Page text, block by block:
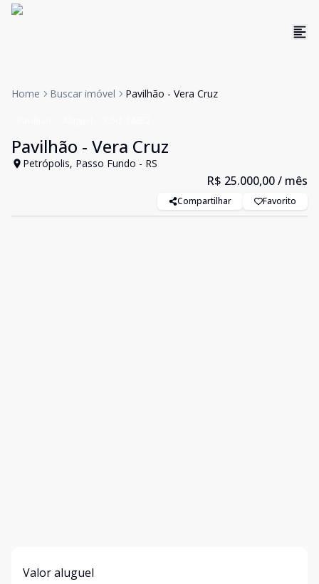
Home Buscar imóvel Pavilhão - Vera Cruz
Pavilhão - Vera Cruz
Petrópolis, Passo Fundo - RS
R$ 25.000,00/ mês
Compartilhar Favorito
Valor aluguel